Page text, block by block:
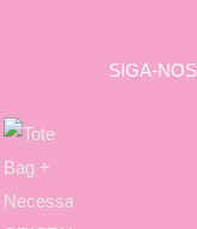
SIGA-NOS